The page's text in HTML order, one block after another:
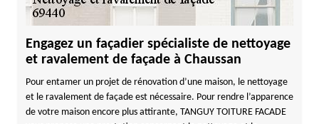
Engagez un façadier spécialiste de nettoyage
et ravalement de façade à Chaussan
Pour entamer un projet de rénovation d’une maison, le nettoyage
et le ravalement de façade est nécessaire. Pour rendre l’apparence
de votre maison encore plus attirante, TANGUY TOITURE FACADE